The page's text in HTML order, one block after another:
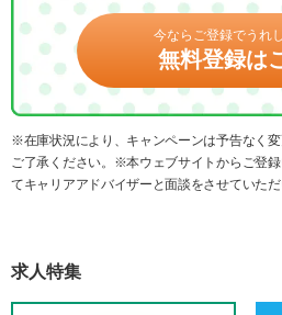
今ならご登録でうれ
無料登録は
※在庫状況により、キャンペーンは予告なく変
ご了承ください。※本ウェブサイトからご登
てキャリアアドバイザーと面談をさせていただ
求人特集